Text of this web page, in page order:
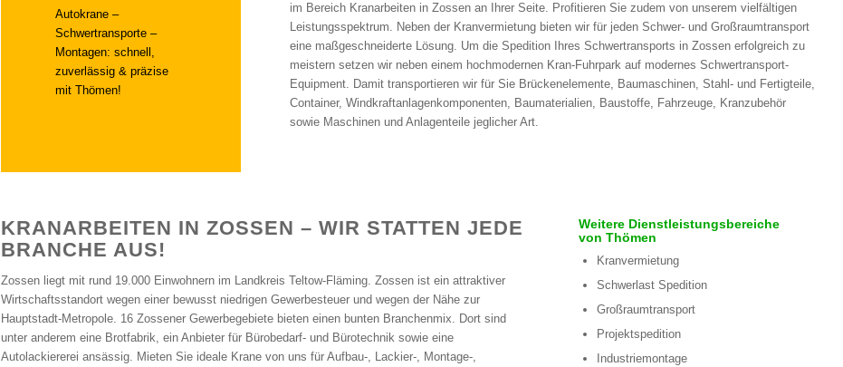
Autokrane –
Schwertransporte –
Montagen: schnell,
zuverlässig & präzise
mit Thömen!
im Bereich Kranarbeiten in Zossen an Ihrer Seite. Profitieren Sie zudem von unserem vielfältigen
Leistungsspektrum. Neben der Kranvermietung bieten wir für jeden Schwer- und Großraumtransport
eine maßgeschneiderte Lösung. Um die Spedition Ihres Schwertransports in Zossen erfolgreich zu
meistern setzen wir neben einem hochmodernen Kran-Fuhrpark auf modernes Schwertransport-
Equipment. Damit transportieren wir für Sie Brückenelemente, Baumaschinen, Stahl- und Fertigteile,
Container, Windkraftanlagenkomponenten, Baumaterialien, Baustoffe, Fahrzeuge, Kranzubehör
sowie Maschinen und Anlagenteile jeglicher Art.
KRANARBEITEN IN ZOSSEN – WIR STATTEN JEDE
BRANCHE AUS!
Zossen liegt mit rund 19.000 Einwohnern im Landkreis Teltow-Fläming. Zossen ist ein attraktiver
Wirtschaftsstandort wegen einer bewusst niedrigen Gewerbesteuer und wegen der Nähe zur
Hauptstadt-Metropole. 16 Zossener Gewerbegebiete bieten einen bunten Branchenmix. Dort sind
unter anderem eine Brotfabrik, ein Anbieter für Bürobedarf- und Bürotechnik sowie eine
Autolackiererei ansässig. Mieten Sie ideale Krane von uns für Aufbau-, Lackier-, Montage-,
Weitere Dienstleistungsbereiche
von Thömen
Kranvermietung
Schwerlast Spedition
Großraumtransport
Projektspedition
Industriemontage